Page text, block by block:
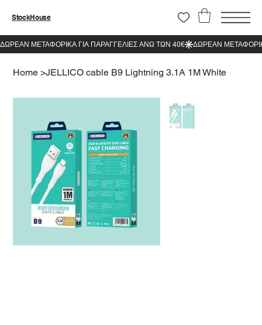
StockHouse
Home >JELLICO cable B9 Lightning 3.1A 1M White